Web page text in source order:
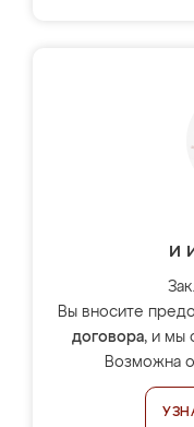
и
Вы вносите
договора, и мы
Возможна